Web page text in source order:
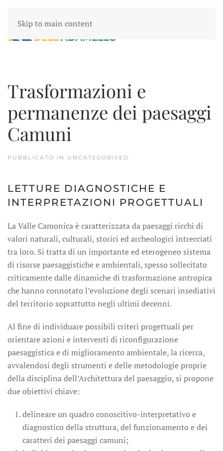
Skip to main content
Trasformazioni e
permanenze dei paesaggi
Camuni
PUBBLICATO IN UNCATEGORISED.
LETTURE DIAGNOSTICHE E
INTERPRETAZIONI PROGETTUALI
La Valle Camonica è caratterizzata da paesaggi ricchi di
valori naturali, culturali, storici ed archeologici intrecciati
tra loro. Si tratta di un importante ed eterogeneo sistema
di risorse paesaggistiche e ambientali, spesso sollecitato
criticamente dalle dinamiche di trasformazione antropica
che hanno connotato l’evoluzione degli scenari insediativi
del territorio soprattutto negli ultimi decenni.
Al fine di individuare possibili criteri progettuali per
orientare azioni e interventi di riconfigurazione
paesaggistica e di miglioramento ambientale, la ricerca,
avvalendosi degli strumenti e delle metodologie proprie
della disciplina dell’Architettura del paesaggio, si propone
due obiettivi chiave:
delineare un quadro conoscitivo-interpretativo e
diagnostico della struttura, del funzionamento e dei
caratteri dei paesaggi camuni;